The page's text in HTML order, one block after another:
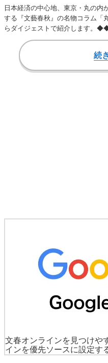
日本経済の中心地、東京・丸の内
する『文藝春秋』の名物コラム「
らダイジェストで紹介します。
隆一郎社長）…
続
文春オンラインを見つけや
インを優先ソースに設定す